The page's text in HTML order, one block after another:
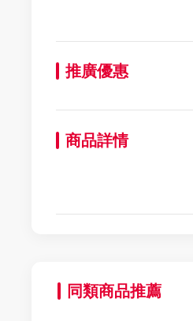
推廣優惠
商品詳情
同類商品推薦